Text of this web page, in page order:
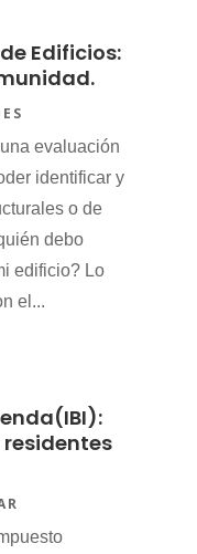
Edificios:
evaluación
identificar y
o de
debo
edificio? Lo
el...
residentes